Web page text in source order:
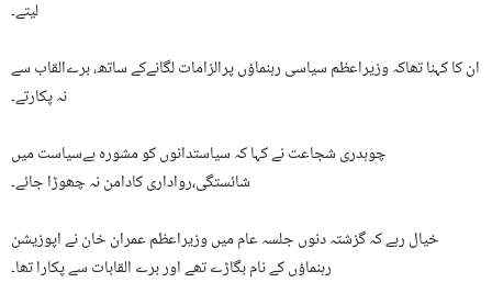
لیتے۔
ان کا کہنا تھاکہ وزیراعظم سیاسی رہنماؤں پرالزامات لگانےکے ساتھ، برےالقاب سے
نہ پکارتے۔
چوہدری شجاعت نے کہا کہ سیاستدانوں کو مشورہ ہےسیاست میں
شائستگی،رواداری کادامن نہ چھوڑا جائے۔
خیال رہے کہ گزشتہ دنوں جلسہ عام میں وزیراعظم عمران خان نے اپوزیشن
رہنماؤں کے نام بگاڑے تھے اور برے القابات سے پکارا تھا۔